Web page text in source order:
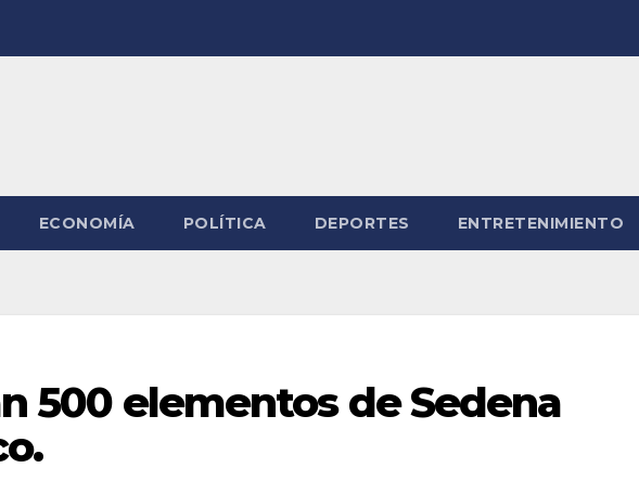
ECONOMÍA POLÍTICA DEPORTES ENTRETENIMIENTO
500 elementos de Sedena